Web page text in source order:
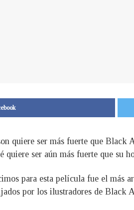
quiere ser más fuerte que Black
quiere ser aún más fuerte que su
para esta película fue el más
por los ilustradores de Black